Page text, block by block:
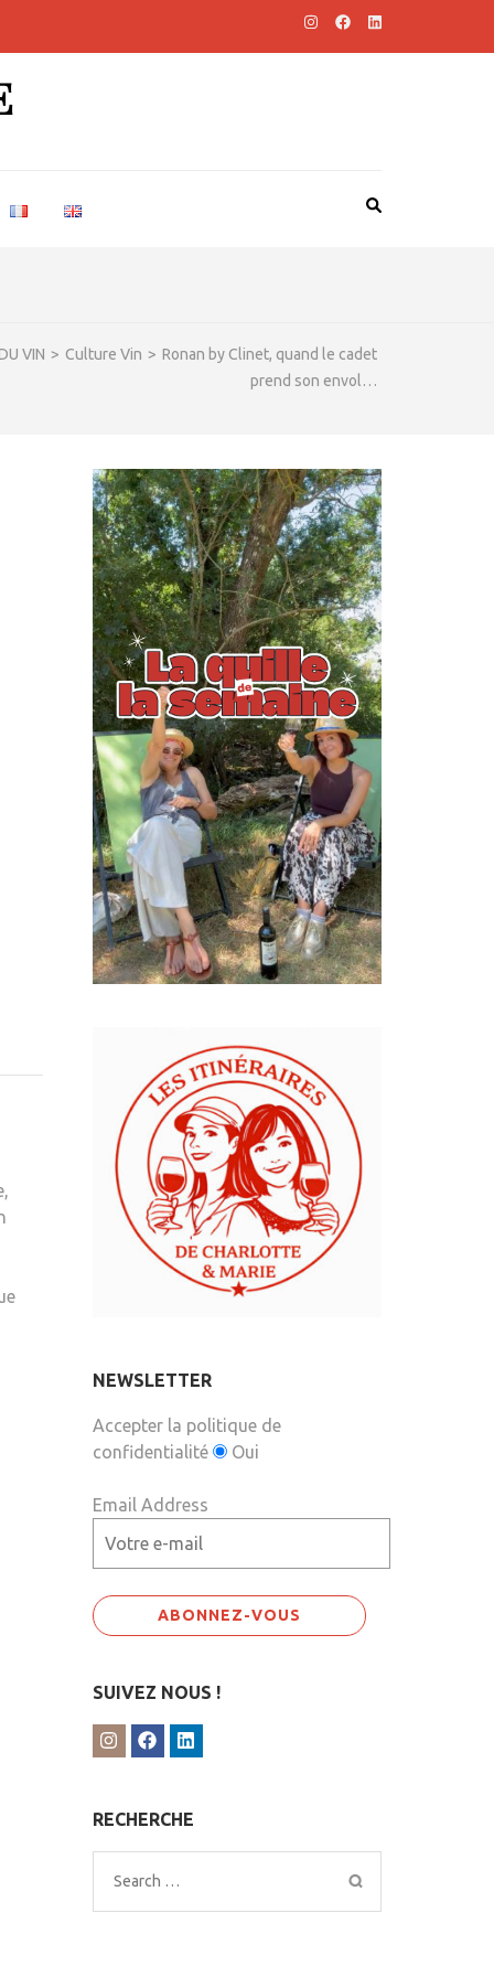
VIN > Culture Vin > Ronan by Clinet, quand le cadet
prend son envol…
NEWSLETTER
Accepter la politique de
confidentialité
Oui
Email Address
SUIVEZ NOUS !
RECHERCHE
Search
for: